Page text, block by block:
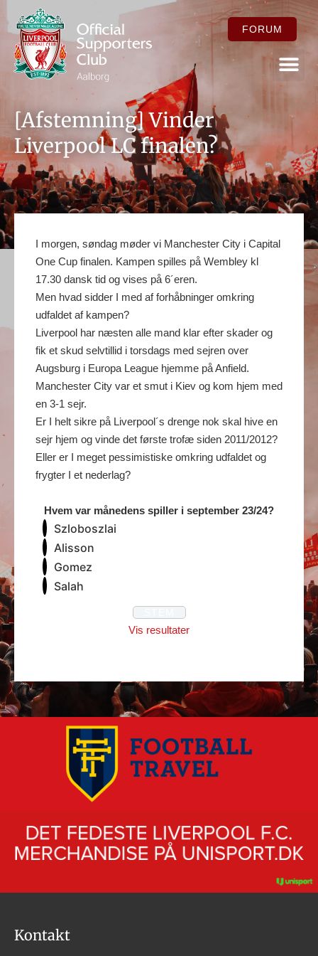
FORUM
[Afstemning] Vinder
Liverpool LC finalen?
I morgen, søndag møder vi Manchester City i Capital
One Cup finalen. Kampen spilles på Wembley kl
17.30 dansk tid og vises på 6´eren.
Men hvad sidder I med af forhåbninger omkring
udfaldet af kampen?
Liverpool har næsten alle mand klar efter skader og
fik et skud selvtillid i torsdags med sejren over
Augsburg i Europa League hjemme på Anfield.
Manchester City var et smut i Kiev og kom hjem med
en 3-1 sejr.
Er I helt sikre på Liverpool´s drenge nok skal hive en
sejr hjem og vinde det første trofæ siden 2011/2012?
Eller er I meget pessimistiske omkring udfaldet og
frygter I et nederlag?
Hvem var månedens spiller i september 23/24?
Szloboszlai
Alisson
Gomez
Salah
Vis resultater
Kontakt